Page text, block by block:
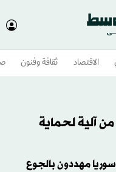
الاقتصاد ثقافة وفنون
آلية لحماية
مهددون بالجوع